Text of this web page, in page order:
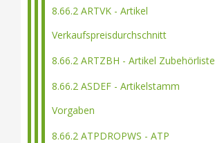
8.66.2 ARTVK - Artikel
Verkaufspreisdurchschnitt
8.66.2 ARTZBH - Artikel Zubehörliste
8.66.2 ASDEF - Artikelstamm
Vorgaben
8.66.2 ATPDROPWS - ATP